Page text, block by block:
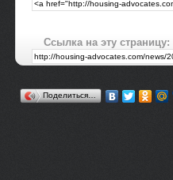
Ссылка на эту страницу:
Поделиться…